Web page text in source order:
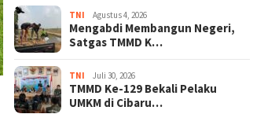
TNI Agustus 4, 2026
Mengabdi Membangun Negeri,
Satgas TMMD K…
TNI Juli 30, 2026
TMMD Ke-129 Bekali Pelaku
UMKM di Cibaru…